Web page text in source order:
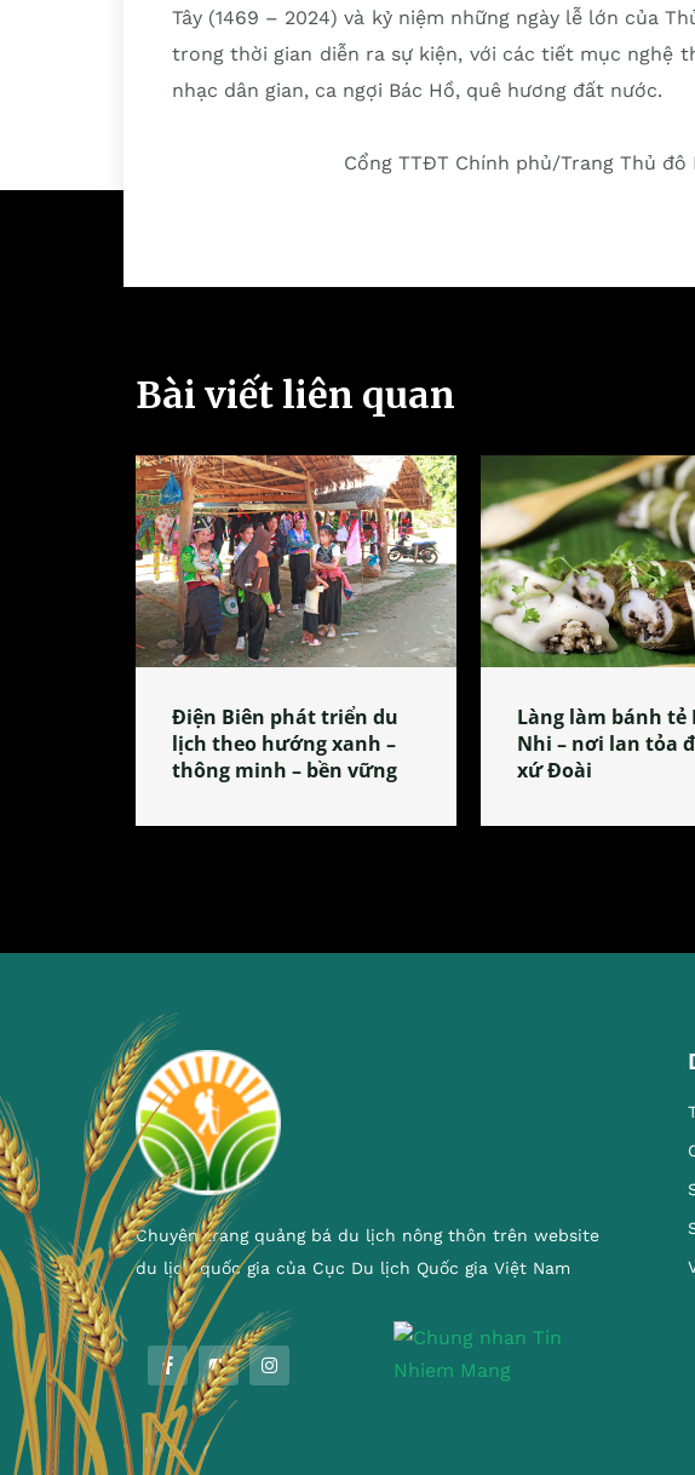
Tây (1469 – 2024) và kỷ niệm những ngày lễ lớn của
trong thời gian diễn ra sự kiện, với các tiết mục nghệ
nhạc dân gian, ca ngợi Bác Hồ, quê hương đất nước.
Cổng TTĐT Chính phủ/Trang Thủ
Bài viết liên quan
Điện Biên phát triển du
lịch theo hướng xanh –
thông minh – bền vững
Làng làm bánh tẻ
Nhi – nơi lan tỏa
xứ Đoài
Chuyên trang quảng bá du lịch nông thôn trên website
du lịch quốc gia của Cục Du lịch Quốc gia Việt Nam